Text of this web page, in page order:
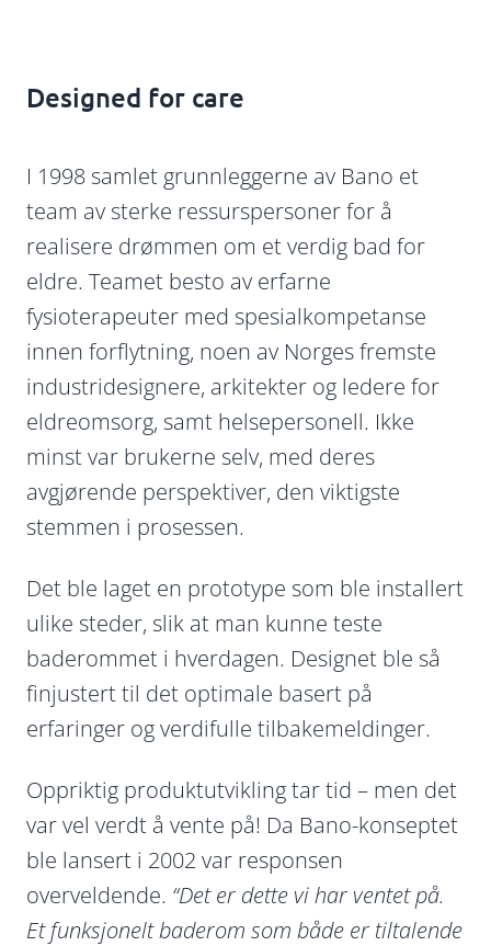
Designed for care
I 1998 samlet grunnleggerne av Bano et
team av sterke ressurspersoner for å
realisere drømmen om et verdig bad for
eldre. Teamet besto av erfarne
fysioterapeuter med spesialkompetanse
innen forflytning, noen av Norges fremste
industridesignere, arkitekter og ledere for
eldreomsorg, samt helsepersonell. Ikke
minst var brukerne selv, med deres
avgjørende perspektiver, den viktigste
stemmen i prosessen.
Det ble laget en prototype som ble installert
ulike steder, slik at man kunne teste
baderommet i hverdagen. Designet ble så
finjustert til det optimale basert på
erfaringer og verdifulle tilbakemeldinger.
Oppriktig produktutvikling tar tid – men det
var vel verdt å vente på! Da Bano-konseptet
ble lansert i 2002 var responsen
overveldende. “Det er dette vi har ventet på.
Et funksjonelt baderom som både er tiltalende